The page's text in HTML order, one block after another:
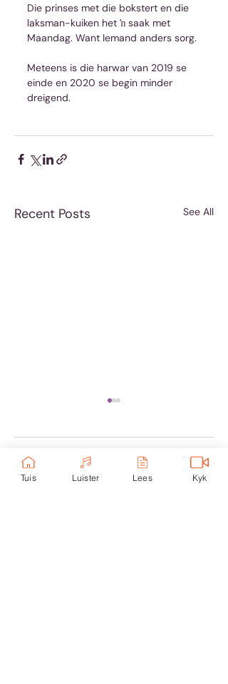
Die prinses met die bokstert en die
laksman-kuiken het ŉ saak met
Maandag. Want Iemand anders sorg.
Meteens is die harwar van 2019 se
einde en 2020 se begin minder
dreigend.
Recent Posts See All
Comments
Tuis Luister Lees Kyk